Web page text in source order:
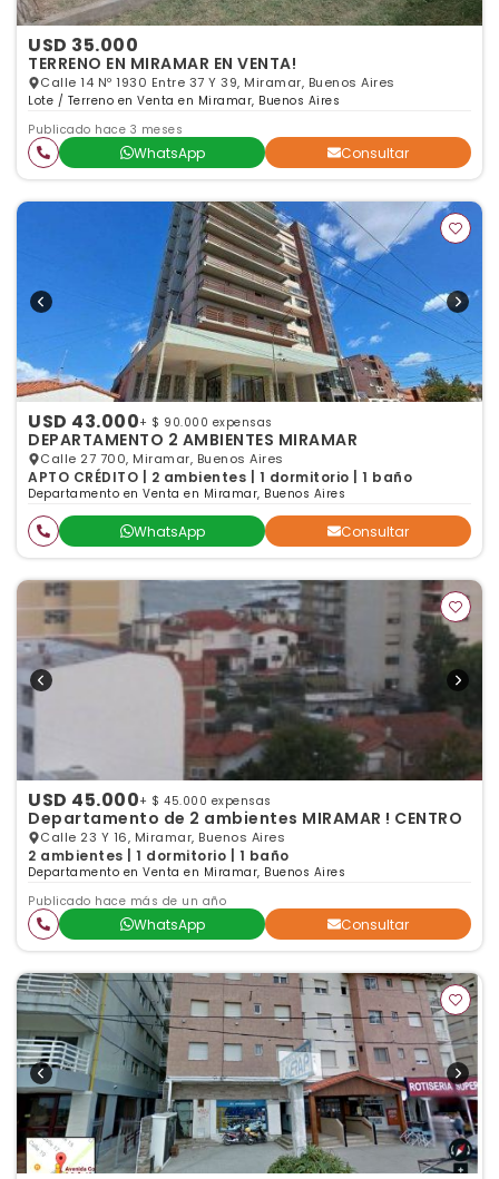
USD 35.000
TERRENO EN MIRAMAR EN VENTA!
Calle 14 Nº 1930 Entre 37 Y 39, Miramar, Buenos Aires
Lote / Terreno en Venta en Miramar, Buenos Aires
Publicado hace 3 meses
WhatsApp Consultar
USD 43.000+ $ 90.000 expensas
DEPARTAMENTO 2 AMBIENTES MIRAMAR
Calle 27 700, Miramar, Buenos Aires
APTO CRÉDITO | 2 ambientes | 1 dormitorio | 1 baño
Departamento en Venta en Miramar, Buenos Aires
WhatsApp Consultar
USD 45.000+ $ 45.000 expensas
Departamento de 2 ambientes MIRAMAR ! CENTRO
Calle 23 Y 16, Miramar, Buenos Aires
2 ambientes | 1 dormitorio | 1 baño
Departamento en Venta en Miramar, Buenos Aires
Publicado hace más de un año
WhatsApp Consultar